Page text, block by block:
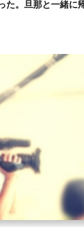
た。旦那と一緒に